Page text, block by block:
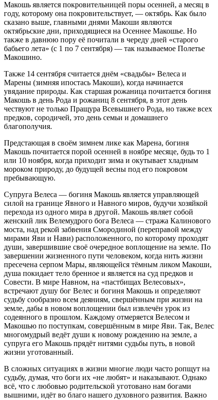
Макошь является покровительницей поры осенней, а месяц в
году, которому она покровительствует, — октябрь. Как было
сказано выше, главными днями Макоши являются
октябрьские дни, приходящиеся на Осеннее Макошье. Но
также в давнюю пору её почитали в череду дней «старого
бабьего лета» (с 1 по 7 сентября) — так называемое Полетье
Макошино.
Также 14 сентября считается днём «свадьбы» Велеса и
Марены (зимняя ипостась Макоши), когда начинается
увядание природы. Как старшая рожаница почитается богиня
Макошь в день Рода и рожаниц 8 сентября, в этот день
чествуют не только Пращура Всевышнего Рода, но также всех
предков, сородичей, это день семьи и домашнего
благополучия.
Предстающая в своём зимнем лике как Марена, богиня
Макошь почитается порой осенней в ноябре месяце, будь то 1
или 10 ноября, когда приходит зима и окутывает хладным
мороком природу, до будущей весны под его покровом
пребывающую.
Супруга Велеса — богиня Макошь является управляющей
силой на границе Явного и Навного миров, будучи хозяйкой
перехода из одного мира в другой. Макошь являет собой
женский лик Велемудрого бога Велеса — стража Калинового
моста, над рекой забвения Смородиной (переправой между
мирами Яви и Нави) расположенного, по которому проходят
души, завершившие своё очередное воплощение на земле. По
завершении жизненного пути человеком, когда нить жизни
пресечена серпом Мары, являющейся тёмным ликом Макоши,
душа покидает тело бренное и является на суд предков и
Совести. В мире Навном, на «пастбищах Велесовых»,
встречают душу бог Велес и богиня Макошь и определяют
судьбу сообразно всем деяниям, свершённым при жизни на
земле, дабы в новом воплощении был извлечён урок из
содеянного в прошлом. Каждому отмеряется Велесом и
Макошью по поступкам, совершённым в мире Яви. Так, Велес
многомудрый ведёт души к новому рождению на земле, а
супруга его Макошь прядёт нитями судьбы путь, в новой
жизни уготованный.
В сложных ситуациях в жизни многие люди часто ропщут на
судьбу, думая, что боги их «не любят» и наказывают. Однако
всё, что с любовью родительской уготовано нам богами
вышними, идёт во благо нашего духовного развития. Важно